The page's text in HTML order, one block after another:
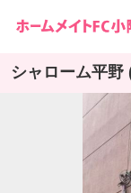
シャローム平野